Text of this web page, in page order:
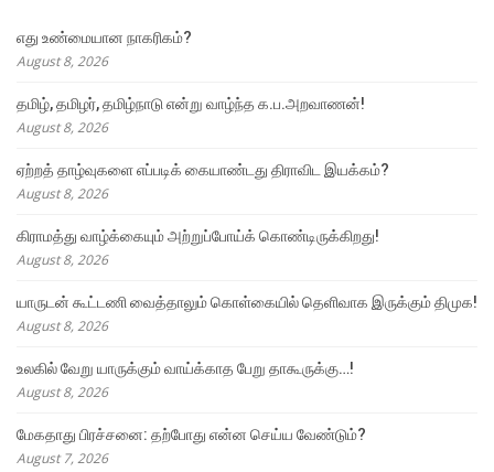
எது உண்மையான நாகரிகம்?
August 8, 2026
தமிழ், தமிழர், தமிழ்நாடு என்று வாழ்ந்த க.ப.அறவாணன்!
August 8, 2026
ஏற்றத் தாழ்வுகளை எப்படிக் கையாண்டது திராவிட இயக்கம்?
August 8, 2026
கிராமத்து வாழ்க்கையும் அற்றுப்போய்க் கொண்டிருக்கிறது!
August 8, 2026
யாருடன் கூட்டணி வைத்தாலும் கொள்கையில் தெளிவாக இருக்கும் திமுக!
August 8, 2026
உலகில் வேறு யாருக்கும் வாய்க்காத பேறு தாகூருக்கு…!
August 8, 2026
மேகதாது பிரச்சனை: தற்போது என்ன செய்ய வேண்டும்?
August 7, 2026